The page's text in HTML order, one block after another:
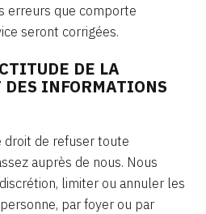
erreurs que comporte
seront corrigées.
DE LA
DES INFORMATIONS
droit de refuser toute
auprès de nous. Nous
limiter ou annuler les
par foyer ou par